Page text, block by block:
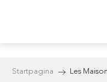
Startpagina Les